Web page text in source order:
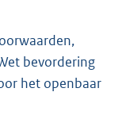
bevordering
het openbaar